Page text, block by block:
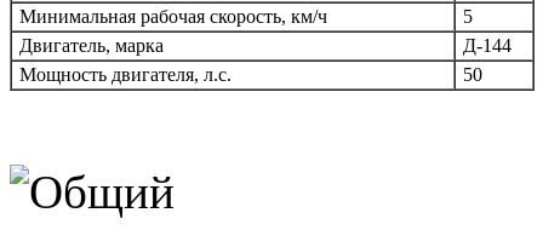
Минимальная рабочая скорость, км/ч
5
Двигатель, марка
Д-144
Мощность двигателя, л.с.
50